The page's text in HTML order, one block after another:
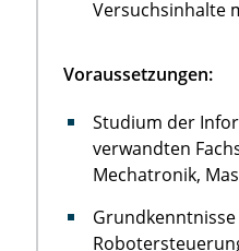
Versuchsinhalte
Voraussetzungen:
Studium der
verwandten
Mechatronik,